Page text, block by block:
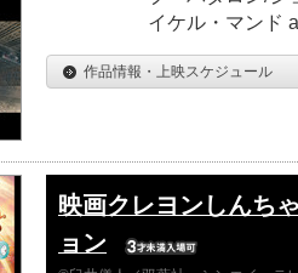
イケル・マンド
作品情報・上映スケジュール
映画クレヨンしんち
ョン